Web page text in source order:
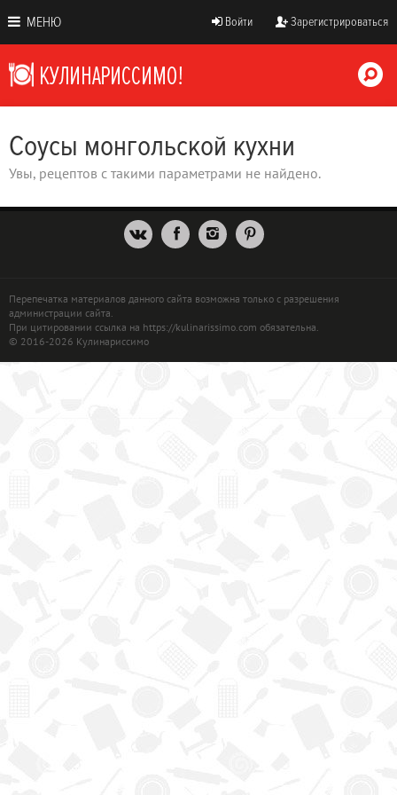
МЕНЮ Войти Зарегистрироваться
Соусы монгольской кухни
Увы, рецептов с такими параметрами не найдено.
Перепечатка материалов данного сайта возможна только с разрешения
администрации сайта.
При цитировании ссылка на https://kulinarissimo.com обязательна.
© 2016-2026 Кулинариссимо